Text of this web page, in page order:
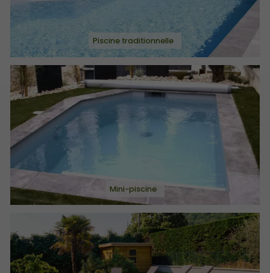
Piscine traditionnelle
Mini-piscine